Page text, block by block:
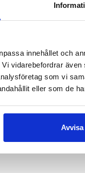
innehållet och
vidarebefordrar
som vi
eller som de
Avvisa